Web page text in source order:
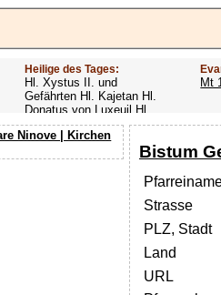
Heilige des Tages:
Hl. Xystus II. und
Gefährten Hl. Kajetan Hl.
Donatus von Luxeuil Hl.
Afra
Mt
Ninove | Kirchen
Bistum
Strasse
PLZ, Stadt
Land
URL